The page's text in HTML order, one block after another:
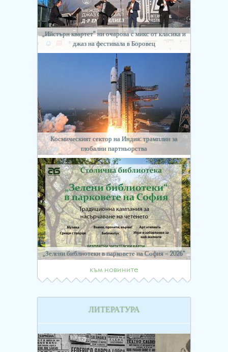
„Ийстърн квартет“ ни очарова с микс от класика и
джаз на фестивала в Боровец
Космическият сектор на Индия: трамплин за
глобални партньорства
„Зелени библиотеки в парковете на София – 2026“
към новините
ЛИТЕРАТУРА